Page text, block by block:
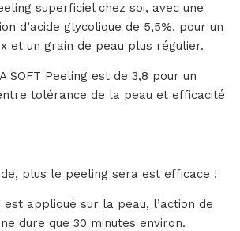
superficiel chez soi, avec une
d’acide glycolique de 5,5%, pour un
et un grain de peau plus régulier.
SOFT Peeling est de 3,8 pour un
tolérance de la peau et efficacité
plus le peeling sera est efficace !
est appliqué sur la peau, l’action de
dure que 30 minutes environ.